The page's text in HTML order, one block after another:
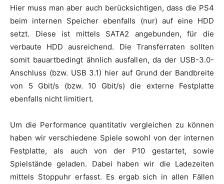
Hier muss man aber auch berücksichtigen, dass die PS4
beim internen Speicher ebenfalls (nur) auf eine HDD
setzt. Diese ist mittels SATA2 angebunden, für die
verbaute HDD ausreichend. Die Transferraten sollten
somit bauartbedingt ähnlich ausfallen, da der USB-3.0-
Anschluss (bzw. USB 3.1) hier auf Grund der Bandbreite
von 5 Gbit/s (bzw. 10 Gbit/s) die externe Festplatte
ebenfalls nicht limitiert.
Um die Performance quantitativ vergleichen zu können
haben wir verschiedene Spiele sowohl von der internen
Festplatte, als auch von der P10 gestartet, sowie
Spielstände geladen. Dabei haben wir die Ladezeiten
mittels Stoppuhr erfasst. Es ergab sich in allen Fällen